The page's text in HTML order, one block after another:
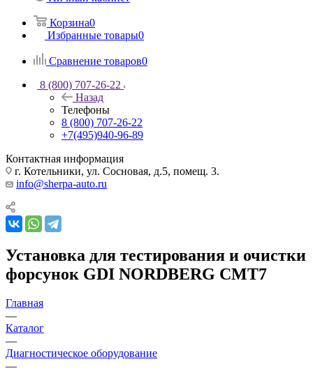
Корзина0
Избранные товары0
Сравнение товаров0
8 (800) 707-26-22
Назад
Телефоны
8 (800) 707-26-22
+7(495)940-96-89
Контактная информация
г. Котельники, ул. Сосновая, д.5, помещ. 3.
info@sherpa-auto.ru
Установка для тестирования и очистки
форсунок GDI NORDBERG CMT7
Главная
—
Каталог
—
Диагностическое оборудование
—